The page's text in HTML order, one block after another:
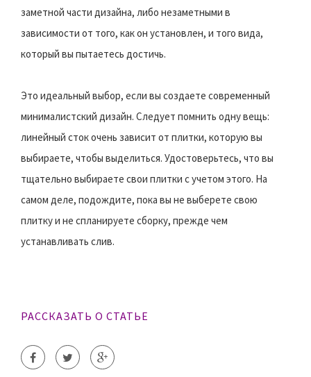
заметной части дизайна, либо незаметными в
зависимости от того, как он установлен, и того вида,
который вы пытаетесь достичь.
Это идеальный выбор, если вы создаете современный
минималистский дизайн. Следует помнить одну вещь:
линейный сток очень зависит от плитки, которую вы
выбираете, чтобы выделиться. Удостоверьтесь, что вы
тщательно выбираете свои плитки с учетом этого. На
самом деле, подождите, пока вы не выберете свою
плитку и не спланируете сборку, прежде чем
устанавливать слив.
РАССКАЗАТЬ О СТАТЬЕ